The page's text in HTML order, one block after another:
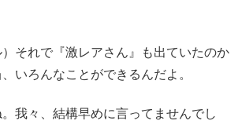
）それで『激レアさん』も出ていたのか
いろんなことができるんだよ。
。我々、結構早めに言ってませんでし